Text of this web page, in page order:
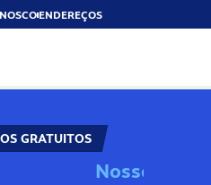
ENDEREÇOS
GRATUITOS
Nos